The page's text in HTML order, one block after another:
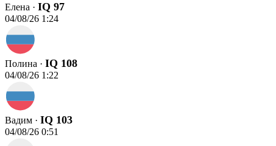
Елена · IQ 97
04/08/26 1:24
Полина · IQ 108
04/08/26 1:22
Вадим · IQ 103
04/08/26 0:51